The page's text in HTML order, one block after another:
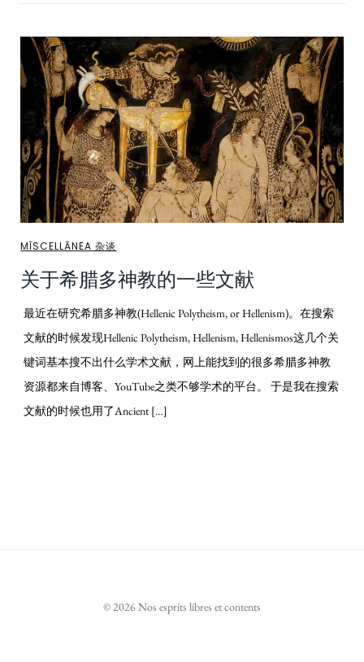
MĪSCELLĀNEA 杂谈
关于希腊多神教的一些文献
最近在研究希腊多神教(Hellenic Polytheism, or Hellenism)。在搜索
文献的时候发现Hellenic Polytheism, Hellenism, Hellenismos这几个关
键词基本搜不出什么学术文献，网上能找到的很多希腊多神教
资源都来自博客、YouTube之类不够学术的平台。 于是我在搜索
文献的时候也用了Ancient […]
© 2026 Nos esprits libres et contents